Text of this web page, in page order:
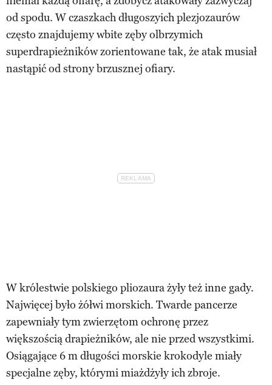
od spodu. W czaszkach długoszyich plezjozaurów
często znajdujemy wbite zęby olbrzymich
superdrapieżników zorientowane tak, że atak musiał
nastąpić od strony brzusznej ofiary.
W królestwie polskiego pliozaura żyły też inne gady.
Najwięcej było żółwi morskich. Twarde pancerze
zapewniały tym zwierzętom ochronę przez
większością drapieżników, ale nie przed wszystkimi.
Osiągające 6 m długości morskie krokodyle miały
specjalne zęby, którymi miażdżyły ich zbroje.